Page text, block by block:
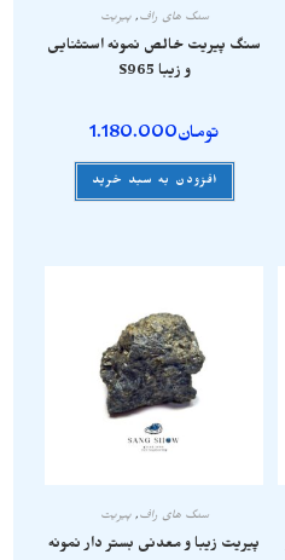
سنگ های راف,پیریت
سنگ پیریت خالص نمونه استثنایی
و زیبا S965
تومان1.180.000
افزودن به سبد خرید
سنگ های راف,پیریت
پیریت زیبا و معدنی بستر دار نمونه